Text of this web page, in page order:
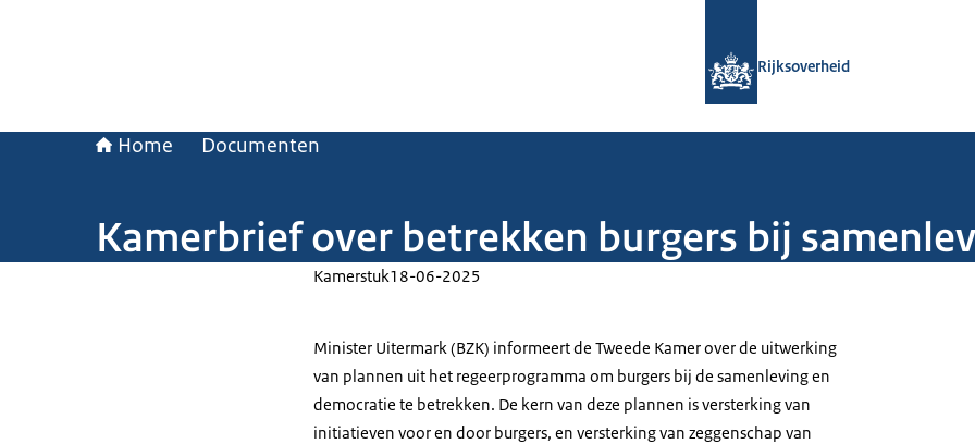
Rijksoverheid
Home Documenten
Kamerbrief over betrekken burgers bij
Kamerstuk18-06-2025
Minister Uitermark (BZK) informeert de Tweede Kamer over de uitwerking
van plannen uit het regeerprogramma om burgers bij de samenleving en
democratie te betrekken. De kern van deze plannen is versterking van
initiatieven voor en door burgers, en versterking van zeggenschap van